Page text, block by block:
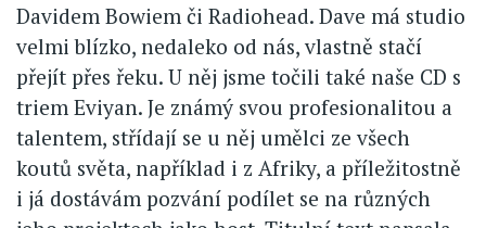
Davidem Bowiem či Radiohead. Dave má studio
velmi blízko, nedaleko od nás, vlastně stačí
přejít přes řeku. U něj jsme točili také naše CD s
triem Eviyan. Je známý svou profesionalitou a
talentem, střídají se u něj umělci ze všech
koutů světa, například i z Afriky, a příležitostně
i já dostávám pozvání podílet se na různých